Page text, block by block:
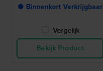
● Binnenkort Verkrijgbaar
Vergelijk
Bekijk Product